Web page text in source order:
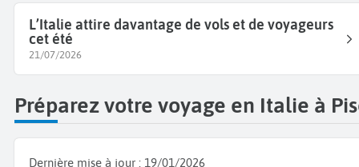
L’Italie attire davantage de vols et de voyageurs
cet été
21/07/2026
Préparez votre voyage en Italie à
Dernière mise à jour : 19/01/2026